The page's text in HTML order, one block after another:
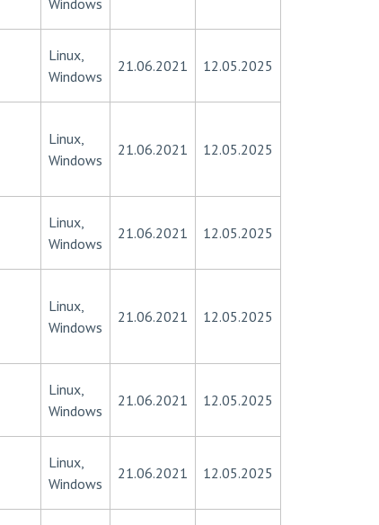
Windows
Linux,
Windows
21.06.2021 12.05.2025
Linux,
Windows
21.06.2021 12.05.2025
Linux,
Windows
21.06.2021 12.05.2025
Linux,
Windows
21.06.2021 12.05.2025
Linux,
Windows
21.06.2021 12.05.2025
Linux,
Windows
21.06.2021 12.05.2025